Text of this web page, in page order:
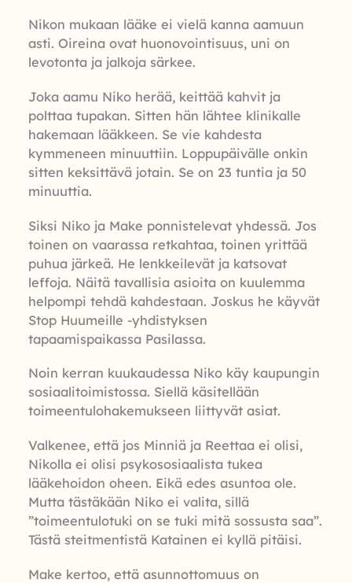
Nikon mukaan lääke ei vielä kanna aamuun
asti. Oireina ovat huonovointisuus, uni on
levotonta ja jalkoja särkee.
Joka aamu Niko herää, keittää kahvit ja
polttaa tupakan. Sitten hän lähtee klinikalle
hakemaan lääkkeen. Se vie kahdesta
kymmeneen minuuttiin. Loppupäivälle onkin
sitten keksittävä jotain. Se on 23 tuntia ja 50
minuuttia.
Siksi Niko ja Make ponnistelevat yhdessä. Jos
toinen on vaarassa retkahtaa, toinen yrittää
puhua järkeä. He lenkkeilevät ja katsovat
leffoja. Näitä tavallisia asioita on kuulemma
helpompi tehdä kahdestaan. Joskus he käyvät
Stop Huumeille -yhdistyksen
tapaamispaikassa Pasilassa.
Noin kerran kuukaudessa Niko käy kaupungin
sosiaalitoimistossa. Siellä käsitellään
toimeentulohakemukseen liittyvät asiat.
Valkenee, että jos Minniä ja Reettaa ei olisi,
Nikolla ei olisi psykososiaalista tukea
lääkehoidon oheen. Eikä edes asuntoa ole.
Mutta tästäkään Niko ei valita, sillä
”toimeentulotuki on se tuki mitä sossusta saa”.
Tästä steitmentistä Katainen ei kyllä pitäisi.
Make kertoo, että asunnottomuus on